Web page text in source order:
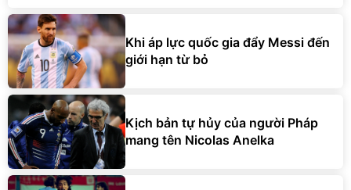
Khi áp lực quốc gia đẩy Messi đến
giới hạn từ bỏ
Kịch bản tự hủy của người Pháp
mang tên Nicolas Anelka